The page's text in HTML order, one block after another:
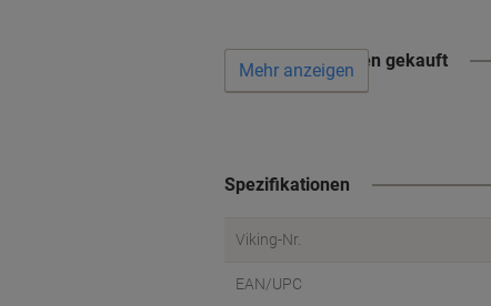
Wird oft zusammen gekauft
Mehr anzeigen
Spezifikationen
Viking-Nr.
EAN/UPC